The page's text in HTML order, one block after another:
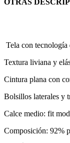
Tela con tecnología
Textura liviana y
Cintura plana con
Bolsillos laterales y
Calce medio: fit
Composición: 92%